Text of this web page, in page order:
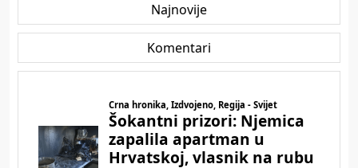
Najnovije
Komentari